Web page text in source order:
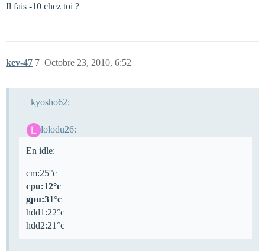
Il fais -10 chez toi ?
kev-47 Octobre 23, 2010, 6:52
7
kyosho62:
lolodu26:
En idle:
cm:25°c
cpu:12°c
gpu:31°c
hdd1:22°c
hdd2:21°c